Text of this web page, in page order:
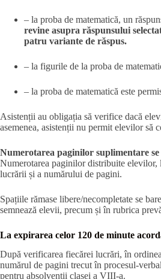
– la proba de matematică, un
revine asupra răspunsului
patru variante de răspus.
– la figurile de la proba de
– la proba de matematică este
Asistenții au obligația să verifice dacă
asemenea, asistenții nu permit elevilor să
Numerotarea paginilor suplimentare
Numerotarea paginilor distribuite elevilor,
lucrării și a numărului de pagini.
Spațiile rămase libere/necompletate se
semnează elevii, precum și în rubrica
La expirarea celor 120 de minute
După verificarea fiecărei lucrări, în
numărul de pagini trecut în procesul-
pentru absolvenții clasei a VIII-a.